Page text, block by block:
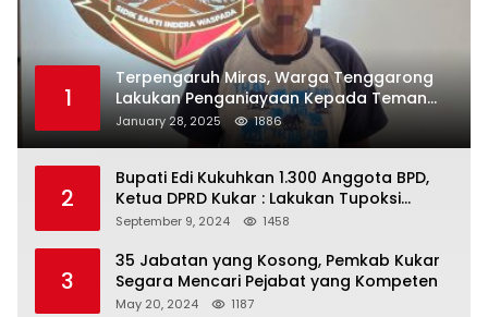
1
Terpengaruh Miras, Warga Tenggarong
Lakukan Penganiayaan Kepada Teman
Sendiri
January 28, 2025 1886
2
Bupati Edi Kukuhkan 1.300 Anggota BPD,
Ketua DPRD Kukar : Lakukan Tupoksi
Dengan Baik Untuk Wujudkan
September 9, 2024 1458
3
35 Jabatan yang Kosong, Pemkab Kukar
Segara Mencari Pejabat yang Kompeten
May 20, 2024 1187